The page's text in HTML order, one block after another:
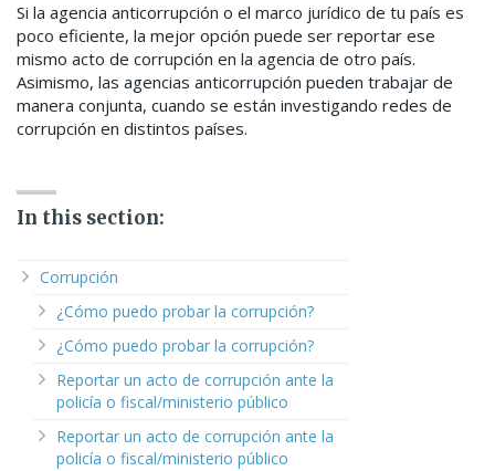
Si la agencia anticorrupción o el marco jurídico de tu país es
poco eficiente, la mejor opción puede ser reportar ese
mismo acto de corrupción en la agencia de otro país.
Asimismo, las agencias anticorrupción pueden trabajar de
manera conjunta, cuando se están investigando redes de
corrupción en distintos países.
In this section:
Corrupción
¿Cómo puedo probar la corrupción?
¿Cómo puedo probar la corrupción?
Reportar un acto de corrupción ante la
policía o fiscal/ministerio público
Reportar un acto de corrupción ante la
policía o fiscal/ministerio público